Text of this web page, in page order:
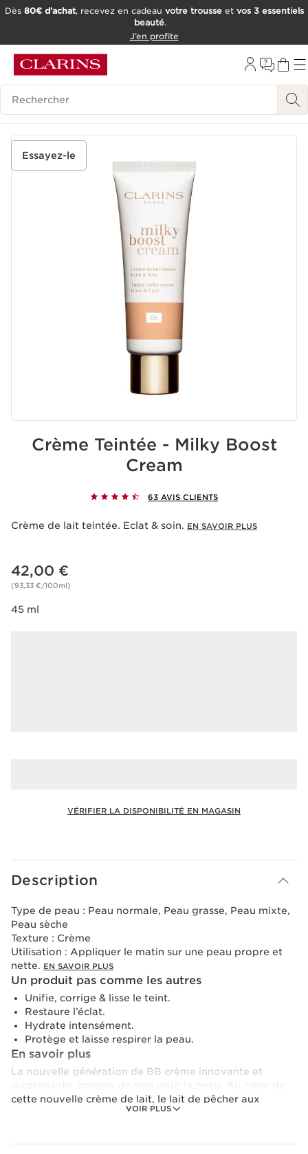
OUTIL D'ACCESSIBILITÉ
Dès 80€ d’achat, recevez en cadeau votre trousseet vos 3 essentiels
beauté.
J’en profite
Historique des recherches
Essayez-le
Crème Teintée - Milky Boost
Cream
63 AVIS CLIENTS
Crème de lait teintée. Eclat & soin. EN SAVOIR PLUS
Nouveau prix 42,00 €
42,00 €
(93,33 €/100ml)
45 ml
VÉRIFIER LA DISPONIBILITÉ EN MAGASIN
Description
VOIR PLUS
Type de peau : Peau normale, Peau grasse, Peau mixte,
Peau sèche
Texture : Crème
Utilisation : Appliquer le matin sur une peau propre et
nette. EN SAVOIR PLUS
Un produit pas comme les autres
Unifie, corrige & lisse le teint.
Restaure l’éclat.
Hydrate intensément.
Protège et laisse respirer la peau.
En savoir plus
La nouvelle génération de BB crème innovante et
surprenante, gorgée de soin pour la peau. Au cœur de
cette nouvelle crème de lait, le lait de pêcher aux
propriétés nourrissante et adoucissante pour apporter